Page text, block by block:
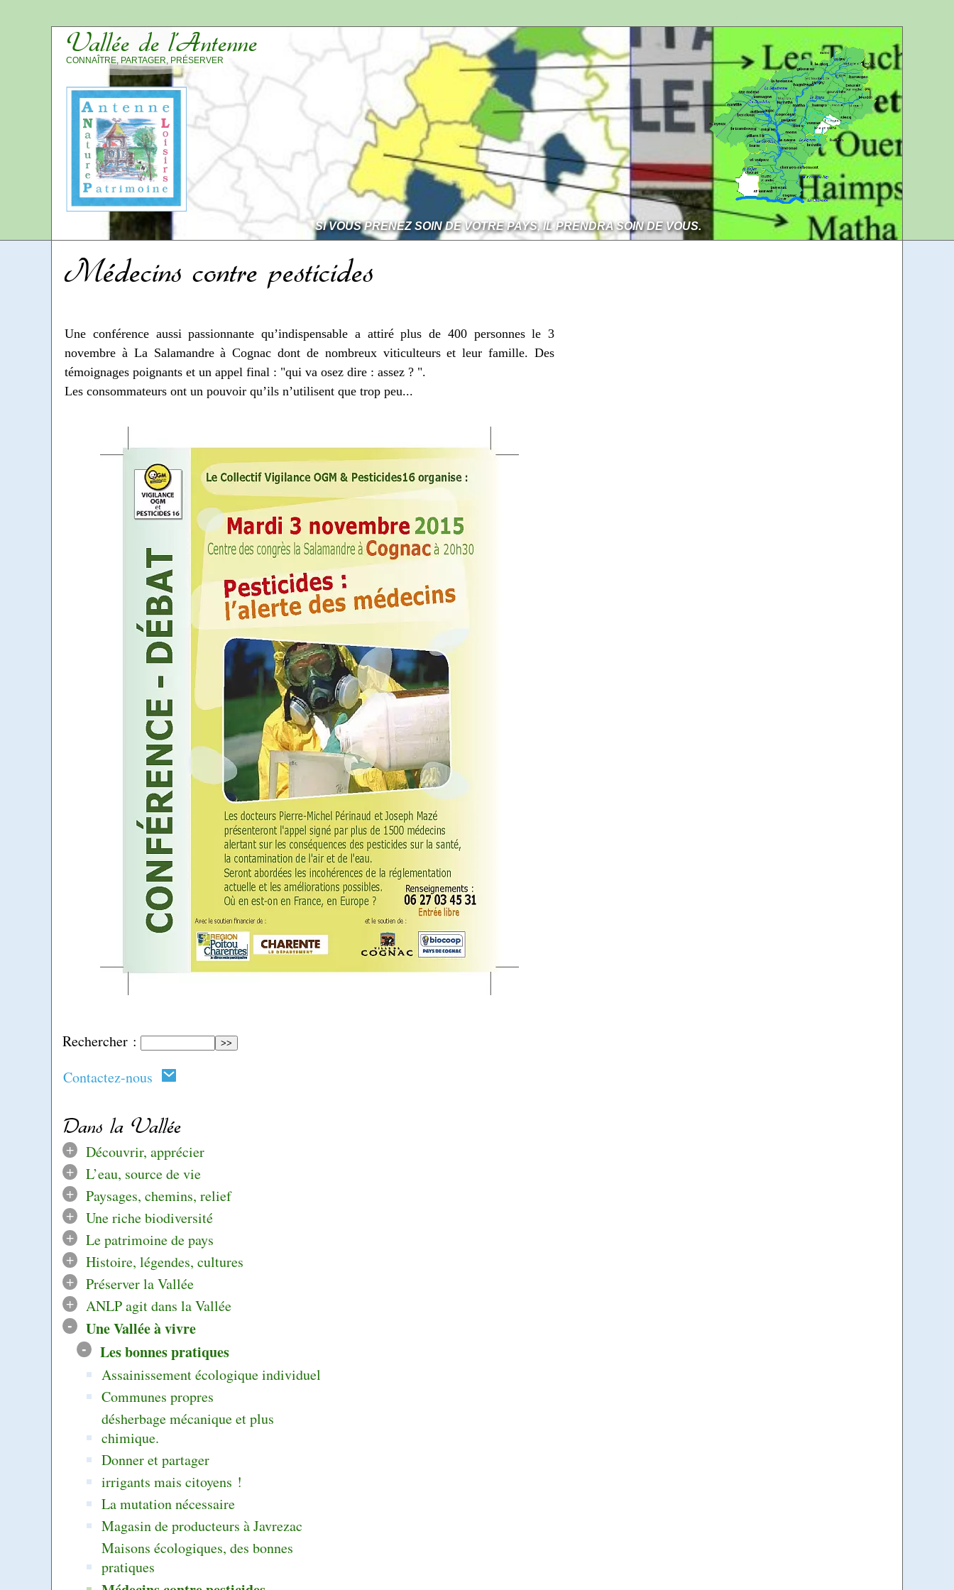
Vallée de l’Antenne
CONNAÎTRE, PARTAGER, PRÉSERVER
SI VOUS PRENEZ SOIN DE VOTRE PAYS, IL PRENDRA SOIN DE VOUS.
Rechercher :
Contactez-nous
Dans la Vallée
+
Découvrir, apprécier
+
L’eau, source de vie
+
Paysages, chemins, relief
+
Une riche biodiversité
+
Le patrimoine de pays
+
Histoire, légendes, cultures
+
Préserver la Vallée
+
ANLP agit dans la Vallée
-
Une Vallée à vivre
-
Les bonnes pratiques
Assainissement écologique individuel
Communes propres
désherbage mécanique et plus
chimique.
Donner et partager
irrigants mais citoyens !
La mutation nécessaire
Magasin de producteurs à Javrezac
Maisons écologiques, des bonnes
pratiques
Médecins contre pesticides
Une conférence aussi passionnante qu’indispensable a attiré plus de 400 personnes le 3
novembre à La Salamandre à Cognac dont de nombreux viticulteurs et leur famille. Des
témoignages poignants et un appel final : "qui va osez dire : assez ? ".
Les consommateurs ont un pouvoir qu’ils n’utilisent que trop peu...